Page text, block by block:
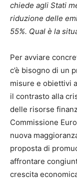
chiede agli Stati
riduzione delle
55%. Qual è la
Per avviare
c’è bisogno di un
misure e obiettivi
il contrasto alla
delle risorse
Commissione
nuova
proposta di
affrontare
crescita